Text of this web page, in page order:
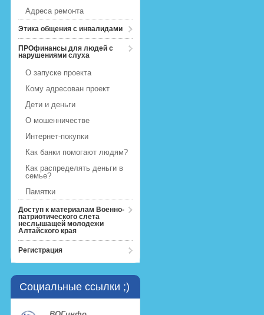
Адреса ремонта
Этика общения с инвалидами
ПРОфинансы для людей с
нарушениями слуха
О запуске проекта
Кому адресован проект
Дети и деньги
О мошенничестве
Интернет-покупки
Как банки помогают людям?
Как распределять деньги в
семье?
Памятки
Доступ к материалам Военно-
патриотического слета
неслышащей молодежи
Алтайского края
Регистрация
Социальные ссылки ;)